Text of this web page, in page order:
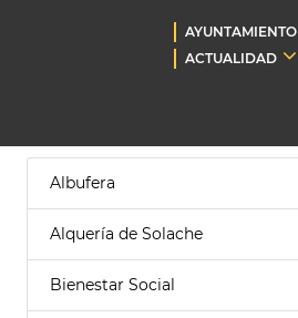
AYUNTAMIENTO
ACTUALIDAD
Albufera
Alquería de Solache
Bienestar Social